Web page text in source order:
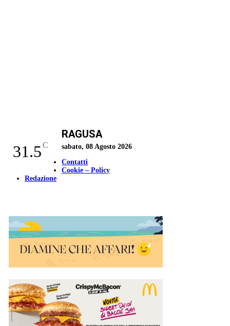
31.5C
RAGUSA
sabato, 08 Agosto 2026
Contatti
Cookie – Policy
Redazione